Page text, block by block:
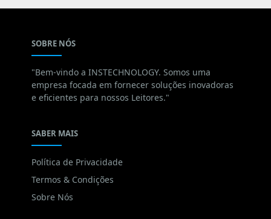
SOBRE NÓS
"Bem-vindo a INSTECHNOLOGY. Somos uma
empresa focada em fornecer soluções inovadoras
e eficientes para nossos Leitores."
SABER MAIS
Política de Privacidade
Termos & Condições
Sobre Nós